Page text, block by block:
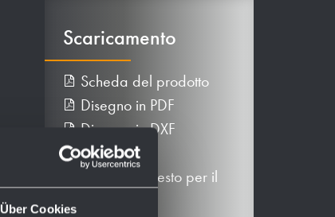
Über Cookies
Scaricamento
Scheda del prodotto
Disegno in PDF
Disegno in DXF
Dati BIM
Proposte di testo per il
capitolato